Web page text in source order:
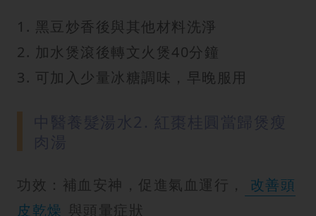
1. 黑豆炒香後與其他材料洗淨
2. 加水煲滾後轉文火煲40分鐘
3. 可加入少量冰糖調味，早晚服用
功效：補血安神，促進氣血運行，
改善頭
皮乾燥 與頭暈症狀